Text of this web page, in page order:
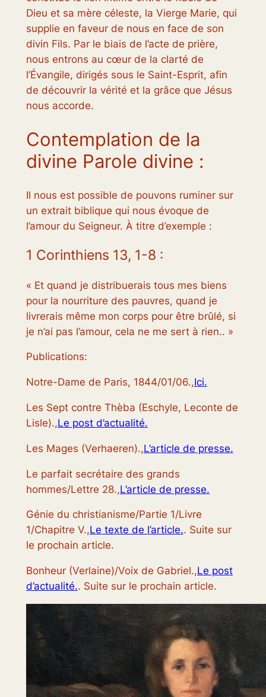
Dieu et sa mère céleste, la Vierge Marie, qui
supplie en faveur de nous en face de son
divin Fils. Par le biais de l’acte de prière,
nous entrons au cœur de la clarté de
l’Évangile, dirigés sous le Saint-Esprit, afin
de découvrir la vérité et la grâce que Jésus
nous accorde.
Contemplation de la
divine Parole divine :
Il nous est possible de pouvons ruminer sur
un extrait biblique qui nous évoque de
l’amour du Seigneur. À titre d’exemple :
1 Corinthiens 13, 1-8 :
« Et quand je distribuerais tous mes biens
pour la nourriture des pauvres, quand je
livrerais même mon corps pour être brûlé, si
je n’ai pas l’amour, cela ne me sert à rien.. »
Publications:
Notre-Dame de Paris, 1844/01/06.,Ici.
Les Sept contre Thèba (Eschyle, Leconte de
Lisle).,Le post d’actualité.
Les Mages (Verhaeren).,L’article de presse.
Le parfait secrétaire des grands
hommes/Lettre 28.,L’article de presse.
Génie du christianisme/Partie 1/Livre
1/Chapitre V.,Le texte de l’article.. Suite sur
le prochain article.
Bonheur (Verlaine)/Voix de Gabriel.,Le post
d’actualité.. Suite sur le prochain article.